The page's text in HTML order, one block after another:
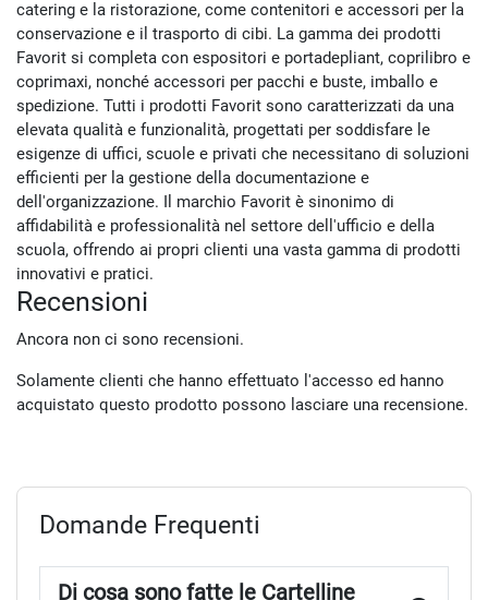
catering e la ristorazione, come contenitori e accessori per la
conservazione e il trasporto di cibi. La gamma dei prodotti
Favorit si completa con espositori e portadepliant, coprilibro e
coprimaxi, nonché accessori per pacchi e buste, imballo e
spedizione. Tutti i prodotti Favorit sono caratterizzati da una
elevata qualità e funzionalità, progettati per soddisfare le
esigenze di uffici, scuole e privati che necessitano di soluzioni
efficienti per la gestione della documentazione e
dell'organizzazione. Il marchio Favorit è sinonimo di
affidabilità e professionalità nel settore dell'ufficio e della
scuola, offrendo ai propri clienti una vasta gamma di prodotti
innovativi e pratici.
Recensioni
Ancora non ci sono recensioni.
Solamente clienti che hanno effettuato l'accesso ed hanno
acquistato questo prodotto possono lasciare una recensione.
Domande Frequenti
Di cosa sono fatte le Cartelline